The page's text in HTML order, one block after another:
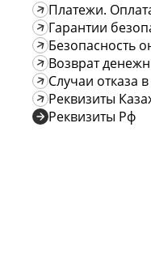
Платежи.
Гарантии
Безопасность
Возврат
Случаи отказа
Реквизиты
Реквизиты Рф